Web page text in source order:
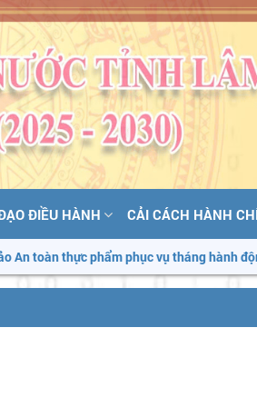
ĐIỀU HÀNH CẢI CÁCH HÀNH
phẩm phục vụ tháng hành động vì An